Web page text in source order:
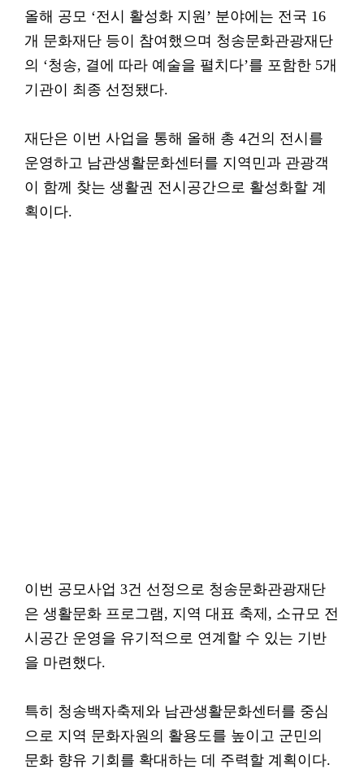
올해 공모 ‘전시 활성화 지원’ 분야에는 전국 16
개 문화재단 등이 참여했으며 청송문화관광재단
의 ‘청송, 결에 따라 예술을 펼치다’를 포함한 5개
기관이 최종 선정됐다.
재단은 이번 사업을 통해 올해 총 4건의 전시를
운영하고 남관생활문화센터를 지역민과 관광객
이 함께 찾는 생활권 전시공간으로 활성화할 계
획이다.
이번 공모사업 3건 선정으로 청송문화관광재단
은 생활문화 프로그램, 지역 대표 축제, 소규모 전
시공간 운영을 유기적으로 연계할 수 있는 기반
을 마련했다.
특히 청송백자축제와 남관생활문화센터를 중심
으로 지역 문화자원의 활용도를 높이고 군민의
문화 향유 기회를 확대하는 데 주력할 계획이다.